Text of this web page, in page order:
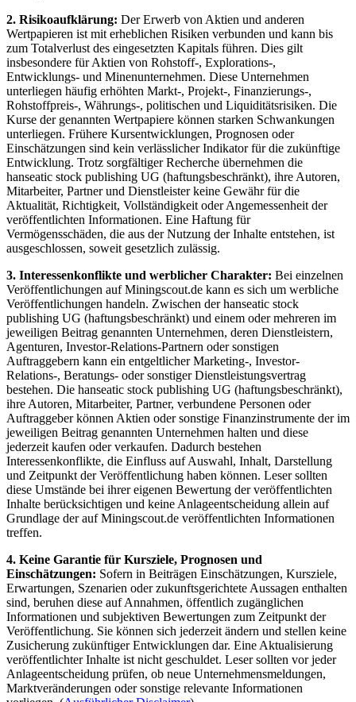
2. Risikoaufklärung: Der Erwerb von Aktien und anderen
Wertpapieren ist mit erheblichen Risiken verbunden und kann bis
zum Totalverlust des eingesetzten Kapitals führen. Dies gilt
insbesondere für Aktien von Rohstoff-, Explorations-,
Entwicklungs- und Minenunternehmen. Diese Unternehmen
unterliegen häufig erhöhten Markt-, Projekt-, Finanzierungs-,
Rohstoffpreis-, Währungs-, politischen und Liquiditätsrisiken. Die
Kurse der genannten Wertpapiere können starken Schwankungen
unterliegen. Frühere Kursentwicklungen, Prognosen oder
Einschätzungen sind kein verlässlicher Indikator für die zukünftige
Entwicklung. Trotz sorgfältiger Recherche übernehmen die
hanseatic stock publishing UG (haftungsbeschränkt), ihre Autoren,
Mitarbeiter, Partner und Dienstleister keine Gewähr für die
Aktualität, Richtigkeit, Vollständigkeit oder Angemessenheit der
veröffentlichten Informationen. Eine Haftung für
Vermögensschäden, die aus der Nutzung der Inhalte entstehen, ist
ausgeschlossen, soweit gesetzlich zulässig.
3. Interessenkonflikte und werblicher Charakter: Bei einzelnen
Veröffentlichungen auf Miningscout.de kann es sich um werbliche
Veröffentlichungen handeln. Zwischen der hanseatic stock
publishing UG (haftungsbeschränkt) und einem oder mehreren im
jeweiligen Beitrag genannten Unternehmen, deren Dienstleistern,
Agenturen, Investor-Relations-Partnern oder sonstigen
Auftraggebern kann ein entgeltlicher Marketing-, Investor-
Relations-, Beratungs- oder sonstiger Dienstleistungsvertrag
bestehen. Die hanseatic stock publishing UG (haftungsbeschränkt),
ihre Autoren, Mitarbeiter, Partner, verbundene Personen oder
Auftraggeber können Aktien oder sonstige Finanzinstrumente der im
jeweiligen Beitrag genannten Unternehmen halten und diese
jederzeit kaufen oder verkaufen. Dadurch bestehen
Interessenkonflikte, die Einfluss auf Auswahl, Inhalt, Darstellung
und Zeitpunkt der Veröffentlichung haben können. Leser sollten
diese Umstände bei ihrer eigenen Bewertung der veröffentlichten
Inhalte berücksichtigen und keine Anlageentscheidung allein auf
Grundlage der auf Miningscout.de veröffentlichten Informationen
treffen.
4. Keine Garantie für Kursziele, Prognosen und
Einschätzungen: Sofern in Beiträgen Einschätzungen, Kursziele,
Erwartungen, Szenarien oder zukunftsgerichtete Aussagen enthalten
sind, beruhen diese auf Annahmen, öffentlich zugänglichen
Informationen und subjektiven Bewertungen zum Zeitpunkt der
Veröffentlichung. Sie können sich jederzeit ändern und stellen keine
Zusicherung zukünftiger Entwicklungen dar. Eine Aktualisierung
veröffentlichter Inhalte ist nicht geschuldet. Leser sollten vor jeder
Anlageentscheidung prüfen, ob neue Unternehmensmeldungen,
Marktveränderungen oder sonstige relevante Informationen